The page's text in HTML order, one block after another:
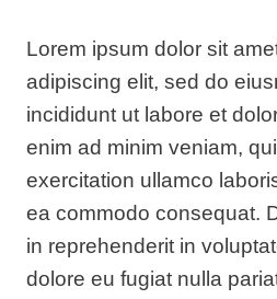
Lorem ipsum dolor sit
adipiscing elit, sed do
incididunt ut labore et
enim ad minim veniam,
exercitation ullamco
ea commodo consequat.
in reprehenderit in
dolore eu fugiat nulla